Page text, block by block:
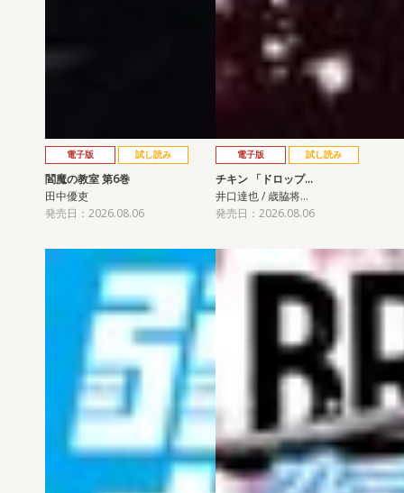
電子版 試し読み
閻魔の教室 第6巻
田中優吏
発売日：2026.08.06
電子版 試し読み
チキン 「ドロップ…
井口達也 / 歳脇将…
発売日：2026.08.06